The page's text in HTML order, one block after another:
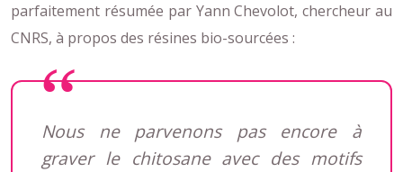
parfaitement résumée par Yann Chevolot, chercheur au
CNRS, à propos des résines bio-sourcées :
Nous ne parvenons pas encore à
graver le chitosane avec des motifs